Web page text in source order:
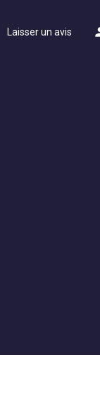
Laisser un avis